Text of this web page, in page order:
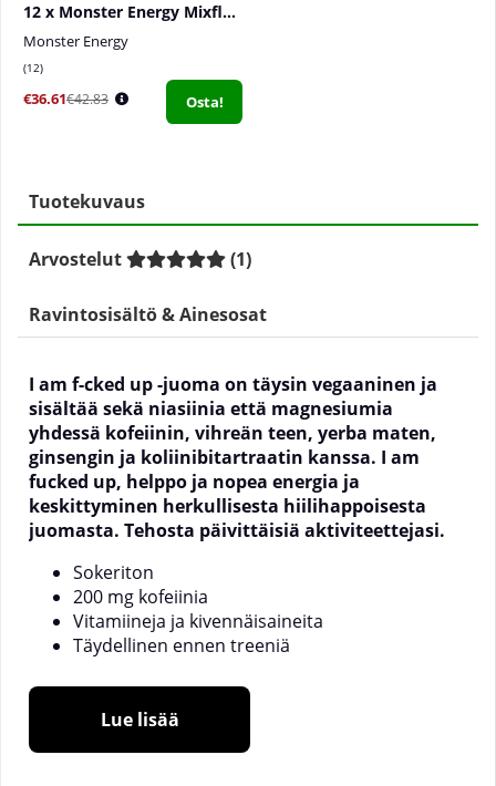
12 x Monster Energy Mixflak, 500 ml
Monster Energy
12
€36.61€42.83 Osta!
Tuotekuvaus
Arvostelut (1)
Ravintosisältö & Ainesosat
I am f-cked up -juoma on täysin vegaaninen ja
sisältää sekä niasiinia että magnesiumia
yhdessä kofeiinin, vihreän teen, yerba maten,
ginsengin ja koliinibitartraatin kanssa. I am
fucked up, helppo ja nopea energia ja
keskittyminen herkullisesta hiilihappoisesta
juomasta. Tehosta päivittäisiä aktiviteettejasi.
Sokeriton
200 mg kofeiinia
Vitamiineja ja kivennäisaineita
Täydellinen ennen treeniä
Laaja tyytyväisten asiakkaiden määrä
ikoninen ravintolisä, jota tukee lukematon määrä
Lue lisää